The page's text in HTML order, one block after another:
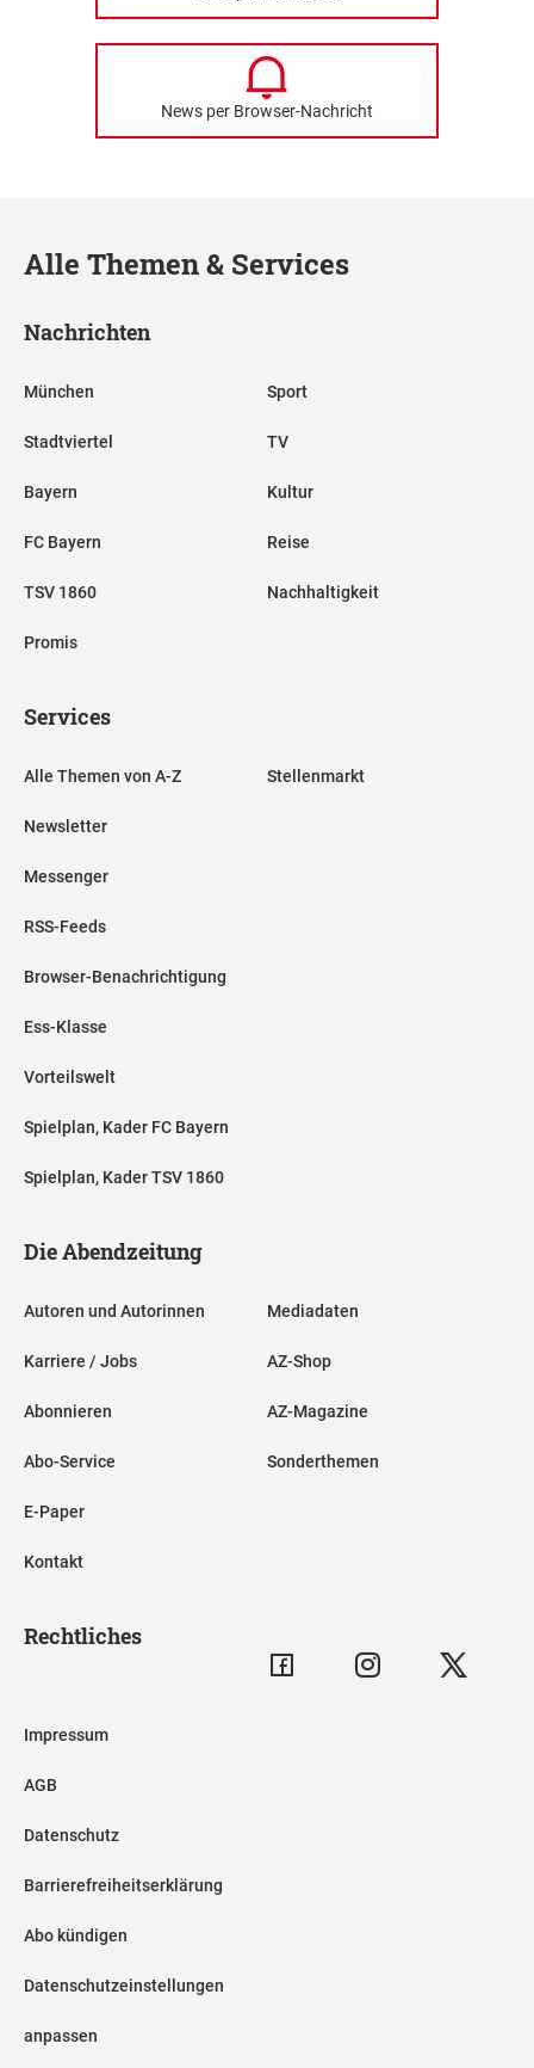
News per Browser-Nachricht
Alle Themen & Services
Nachrichten
München
Stadtviertel
Bayern
FC Bayern
TSV 1860
Promis
Sport
TV
Kultur
Reise
Nachhaltigkeit
Services
Alle Themen von A-Z
Newsletter
Messenger
RSS-Feeds
Browser-Benachrichtigung
Ess-Klasse
Vorteilswelt
Spielplan, Kader FC Bayern
Spielplan, Kader TSV 1860
Stellenmarkt
Die Abendzeitung
Autoren und Autorinnen
Karriere / Jobs
Abonnieren
Abo-Service
E-Paper
Kontakt
Mediadaten
AZ-Shop
AZ-Magazine
Sonderthemen
Rechtliches
Impressum
AGB
Datenschutz
Barrierefreiheitserklärung
Abo kündigen
Datenschutzeinstellungen
anpassen